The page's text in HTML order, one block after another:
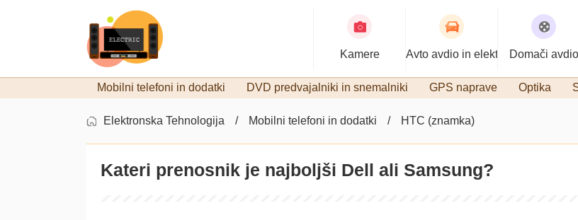
Kamere Avto avdio in elektronikaDomači avdio
Mobilni telefoni in dodatki DVD predvajalniki in snemalniki GPS naprave Optika
Elektronska Tehnologija Mobilni telefoni in dodatki HTC (znamka)
Kateri prenosnik je najboljši Dell ali Samsung?